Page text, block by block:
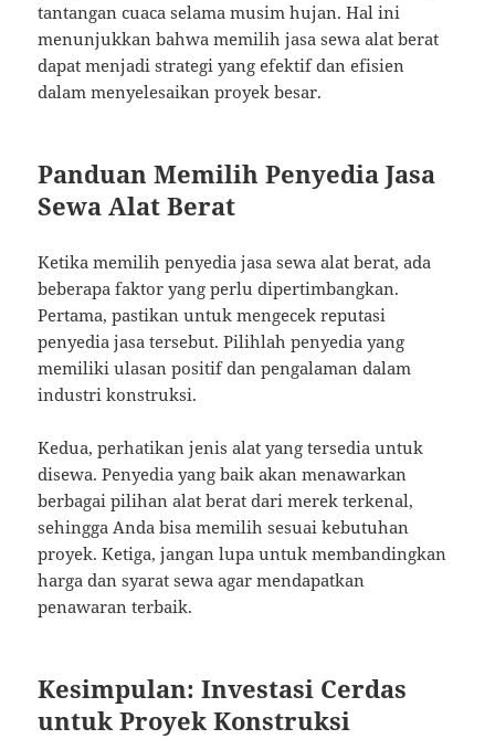
tantangan cuaca selama musim hujan. Hal ini
menunjukkan bahwa memilih jasa sewa alat berat
dapat menjadi strategi yang efektif dan efisien
dalam menyelesaikan proyek besar.
Panduan Memilih Penyedia Jasa
Sewa Alat Berat
Ketika memilih penyedia jasa sewa alat berat, ada
beberapa faktor yang perlu dipertimbangkan.
Pertama, pastikan untuk mengecek reputasi
penyedia jasa tersebut. Pilihlah penyedia yang
memiliki ulasan positif dan pengalaman dalam
industri konstruksi.
Kedua, perhatikan jenis alat yang tersedia untuk
disewa. Penyedia yang baik akan menawarkan
berbagai pilihan alat berat dari merek terkenal,
sehingga Anda bisa memilih sesuai kebutuhan
proyek. Ketiga, jangan lupa untuk membandingkan
harga dan syarat sewa agar mendapatkan
penawaran terbaik.
Kesimpulan: Investasi Cerdas
untuk Proyek Konstruksi